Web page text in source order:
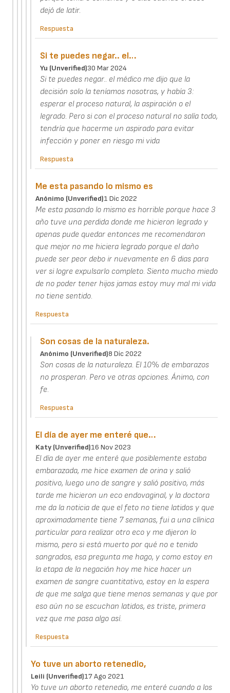
dejó de latir.
Respuesta
Si te puedes negar.. el…
Yu (unverified)30 Mar 2024
Si te puedes negar.. el médico me dijo que la
decisión solo la teníamos nosotras, y había 3:
esperar el proceso natural, la aspiración o el
legrado. Pero si con el proceso natural no salía todo,
tendría que hacerme un aspirado para evitar
infección y poner en riesgo mi vida
Respuesta
Me esta pasando lo mismo es
Anónimo (unverified)1 Dic 2022
Me esta pasando lo mismo es horrible porque hace 3
año tuve una perdida donde me hicieron legrado y
apenas pude quedar entonces me recomendaron
que mejor no me hiciera legrado porque el daño
puede ser peor debo ir nuevamente en 6 dias para
ver si logre expulsarlo completo. Siento mucho miedo
de no poder tener hijos jamas estoy muy mal mi vida
no tiene sentido.
Respuesta
Son cosas de la naturaleza.
Anónimo (unverified)8 Dic 2022
Son cosas de la naturaleza. El 10% de embarazos
no prosperan. Pero ve otras opciones. Ánimo, con
fe.
Respuesta
El día de ayer me enteré que…
Katy (unverified)16 Nov 2023
El día de ayer me enteré que posiblemente estaba
embarazada, me hice examen de orina y salió
positivo, luego uno de sangre y salió positivo, más
tarde me hicieron un eco endovaginal, y la doctora
me da la noticia de que el feto no tiene latidos y que
aproximadamente tiene 7 semanas, fui a una clínica
particular para realizar otro eco y me dijeron lo
mismo, pero si está muerto por qué no e tenido
sangrados, esa pregunta me hago, y como estoy en
la etapa de la negación hoy me hice hacer un
examen de sangre cuantitativo, estoy en la espera
de que me salga que tiene menos semanas y que por
eso aún no se escuchan latidos, es triste, primera
vez que me pasa algo así.
Respuesta
Yo tuve un aborto retenedio,
Leili (unverified)17 Ago 2021
Yo tuve un aborto retenedio, me enteré cuando a los